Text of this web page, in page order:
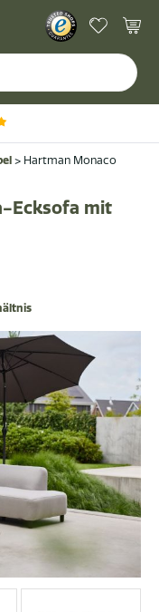
> Hartman Monaco
Ecksofa mit